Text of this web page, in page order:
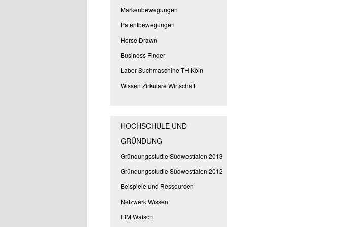
Markenbewegungen
Patentbewegungen
Horse Drawn
Business Finder
Labor-Suchmaschine TH Köln
Wissen Zirkuläre Wirtschaft
HOCHSCHULE UND
GRÜNDUNG
Gründungsstudie Südwestfalen 2013
Gründungsstudie Südwestfalen 2012
Beispiele und Ressourcen
Netzwerk Wissen
IBM Watson